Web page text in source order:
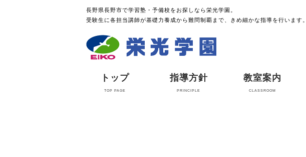
長野県長野市で学習塾・予備校をお探しなら栄光学園。
受験生に各担当講師が基礎力養成から難問制覇まで、きめ細かな指導を行います。
トップ
TOP PAGE
指導方針
PRINCIPLE
教室案内
CLASSROOM